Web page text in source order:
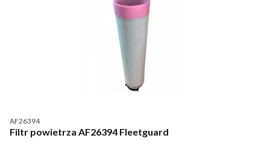
Kod produktu
AF26394
Filtr powietrza AF26394 Fleetguard